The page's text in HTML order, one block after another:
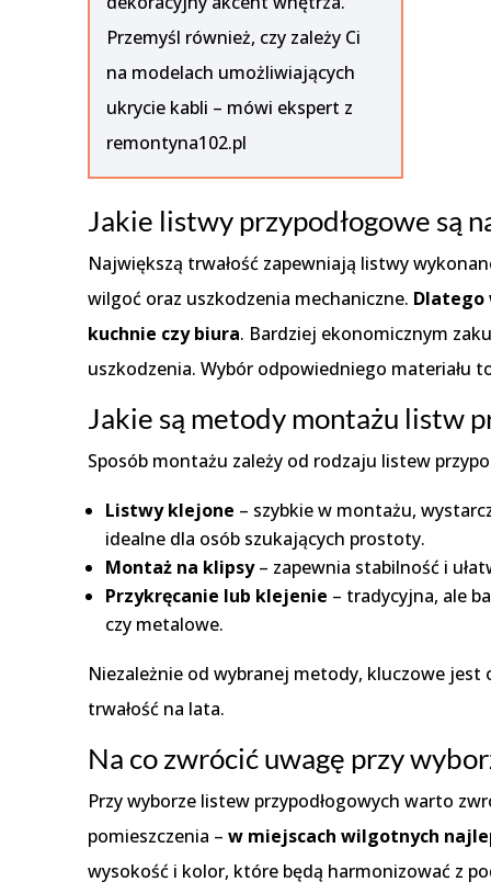
Przemyśl również, czy zależy Ci
na modelach umożliwiających
ukrycie kabli – mówi ekspert z
remontyna102.pl
Jakie listwy przypodłogowe są
Największą trwałość zapewniają listwy
wilgoć oraz uszkodzenia mechaniczne. Dlatego
kuchnie czy biura. Bardziej ekonomicznym
uszkodzenia. Wybór odpowiedniego materiału
Jakie są metody montażu listw
Sposób montażu zależy od rodzaju listew
Listwy klejone – szybkie w montażu,
idealne dla osób szukających prostoty.
Montaż na klipsy– zapewnia stabilność i
Przykręcanie lub klejenie – tradycyjna, ale
czy metalowe.
Niezależnie od wybranej metody, kluczowe jest
trwałość na lata.
Na co zwrócić uwagę przy
Przy wyborze listew przypodłogowych warto
pomieszczenia – w miejscach wilgotnych
wysokość i kolor, które będą harmonizować z